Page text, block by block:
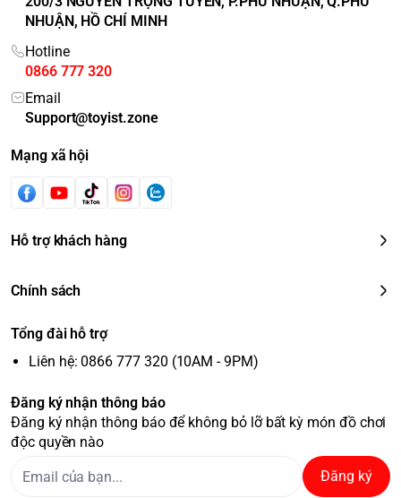
NHUẬN, HỒ CHÍ MINH
Hotline
0866 777 320
Email
Support@toyist.zone
Mạng xã hội
Hỗ trợ khách hàng
Chính sách
Tổng đài hỗ trợ
Liên hệ: 0866 777 320 (10AM - 9PM)
Đăng ký nhận thông báo
Đăng ký nhận thông báo để không bỏ lỡ bất kỳ món đồ chơi
độc quyền nào
Đăng ký